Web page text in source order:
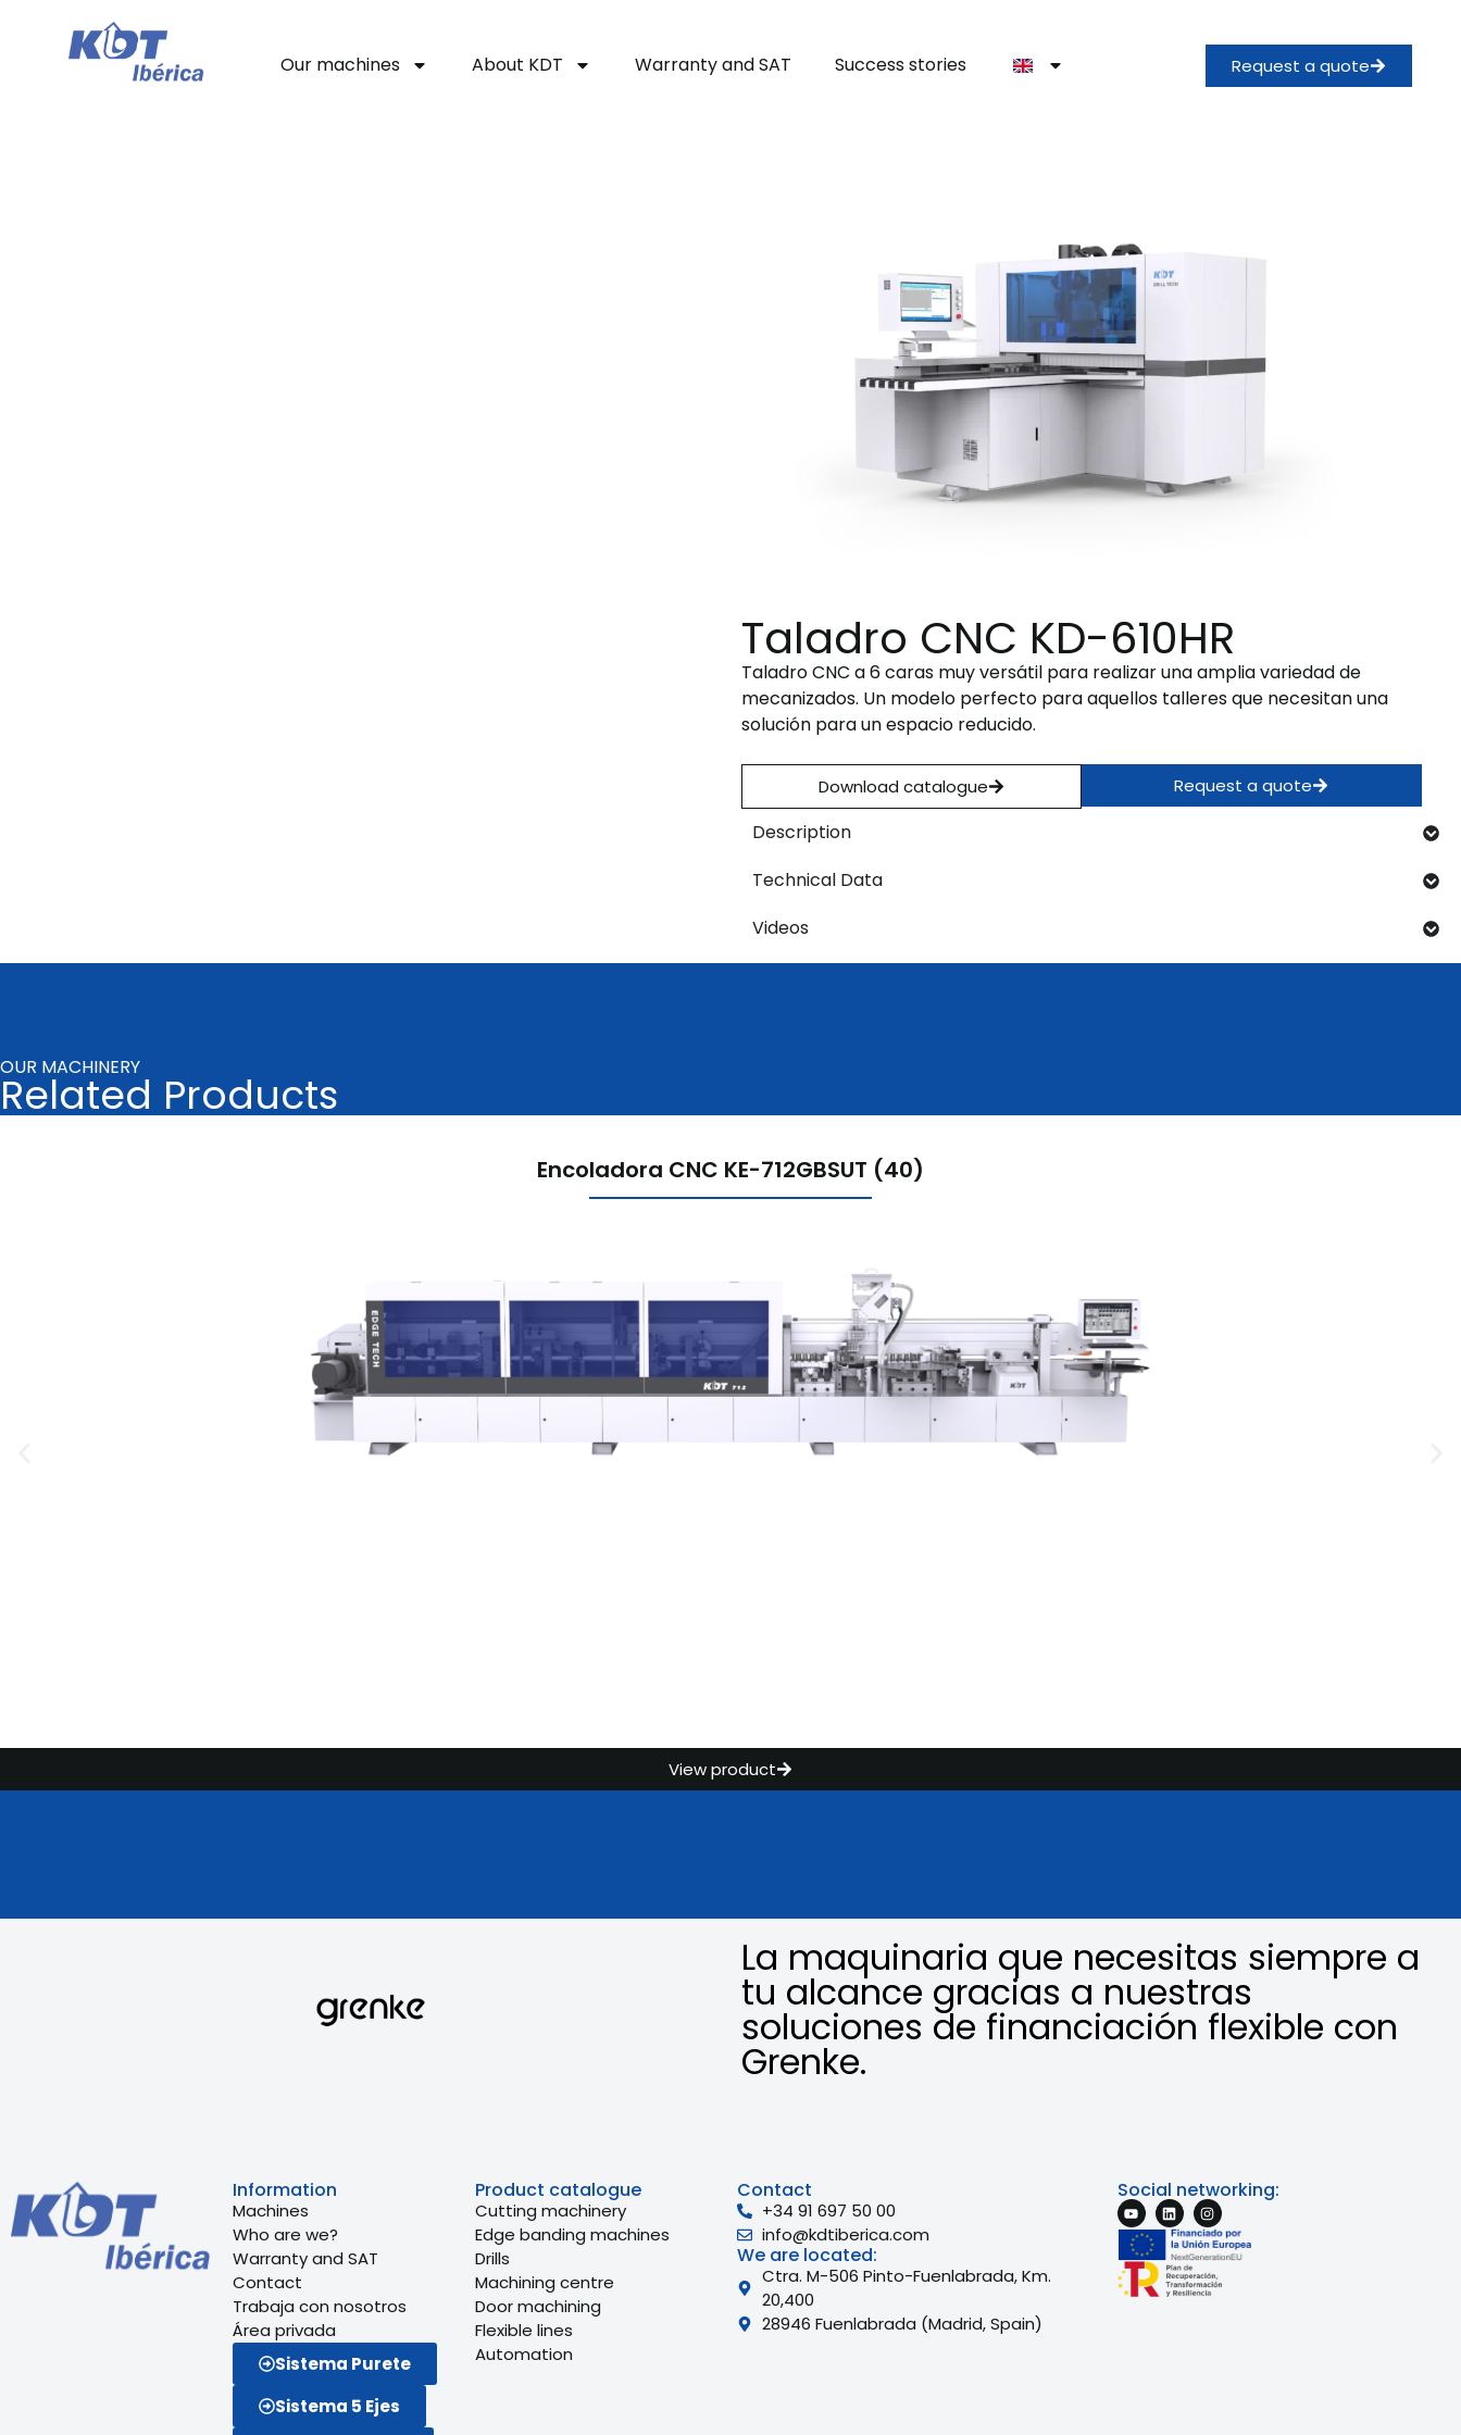
Our machines About KDT Warranty and SAT Success stories Request a quote
Taladro CNC KD-610HR
Taladro CNC a 6 caras muy versátil para realizar una amplia variedad de
mecanizados. Un modelo perfecto para aquellos talleres que necesitan una
solución para un espacio reducido.
Download catalogue Request a quote
Description
Technical Data
Videos
OUR MACHINERY
Related Products
Encoladora CNC KE-712GBSUT (40)
View product
La maquinaria que necesitas siempre a
tu alcance gracias a nuestras
soluciones de financiación flexible con
Grenke.
Information
Machines
Who are we?
Warranty and SAT
Contact
Trabaja con nosotros
Área privada
Sistema Purete
Sistema 5 Ejes
Product catalogue
Cutting machinery
Edge banding machines
Drills
Machining centre
Door machining
Flexible lines
Automation
Contact
+34 91 697 50 00
info@kdtiberica.com
We are located:
Ctra. M-506 Pinto-Fuenlabrada, Km.
20,400
28946 Fuenlabrada (Madrid, Spain)
Social networking: